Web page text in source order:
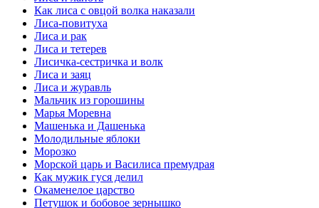
Как лиса с овцой волка наказали
Лиса-повитуха
Лиса и рак
Лиса и тетерев
Лисичка-сестричка и волк
Лиса и заяц
Лиса и журавль
Мальчик из горошины
Марья Моревна
Машенька и Дашенька
Молодильные яблоки
Морозко
Морской царь и Василиса премудрая
Как мужик гуся делил
Окаменелое царство
Петушок и бобовое зернышко